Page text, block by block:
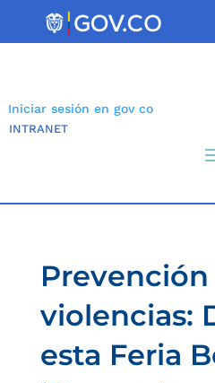
Iniciar sesión en gov co
INTRANET
Prevención
violencias:
esta Feria